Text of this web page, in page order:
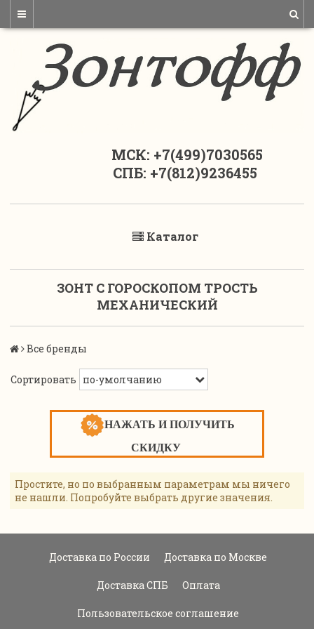
МСК: +7(499)7030565
СПБ: +7(812)9236455
Каталог
ЗОНТ С ГОРОСКОПОМ ТРОСТЬ
МЕХАНИЧЕСКИЙ
Все бренды
Сортировать
НАЖАТЬ И ПОЛУЧИТЬ
СКИДКУ
Простите, но по выбранным параметрам мы ничего
не нашли. Попробуйте выбрать другие значения.
Доставка по России Доставка по Москве
Доставка СПБ Оплата
Пользовательское соглашение